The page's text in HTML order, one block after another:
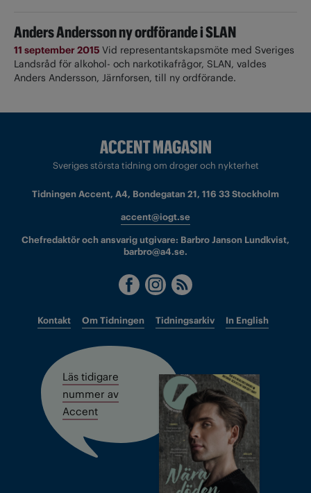
Anders Andersson ny ordförande i SLAN
11 september 2015 Vid representantskapsmöte med Sveriges
Landsråd för alkohol- och narkotikafrågor, SLAN, valdes
Anders Andersson, Järnforsen, till ny ordförande.
Sveriges största tidning om droger och nykterhet
Tidningen Accent, A4, Bondegatan 21, 116 33 Stockholm
accent@iogt.se
Chefredaktör och ansvarig utgivare: Barbro Janson Lundkvist,
barbro@a4.se.
Kontakt Om Tidningen Tidningsarkiv In English
Läs tidigare
nummer av
Accent